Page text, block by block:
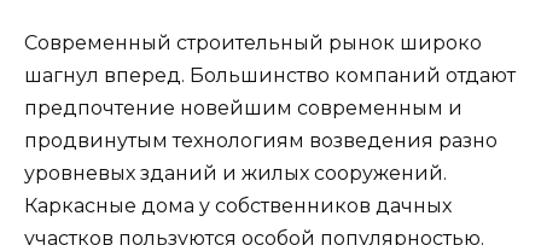
Современный строительный рынок широко
шагнул вперед. Большинство компаний отдают
предпочтение новейшим современным и
продвинутым технологиям возведения разно
уровневых зданий и жилых сооружений.
Каркасные дома у собственников дачных
участков пользуются особой популярностью.